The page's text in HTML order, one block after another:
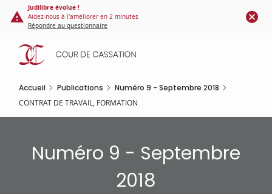
Panneau de gestion des cookies
contenu
principal
Judilibre évolue !
Aidez-nous à l'améliorer en 2 minutes
Répondre au questionnaire
Accueil Publications Numéro 9 - Septembre 2018
CONTRAT DE TRAVAIL, FORMATION
Numéro 9 - Septembre
2018